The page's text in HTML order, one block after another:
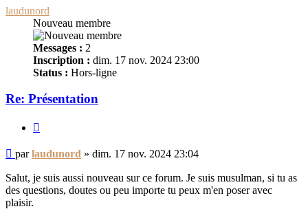
laudunord
Nouveau membre
Messages : 2
Inscription : dim. 17 nov. 2024 23:00
Status : Hors-ligne
Re: Présentation
Message
non
lu
parlaudunord » dim. 17 nov. 2024 23:04
Salut, je suis aussi nouveau sur ce forum. Je suis musulman, si tu as
des questions, doutes ou peu importe tu peux m'en poser avec
plaisir.